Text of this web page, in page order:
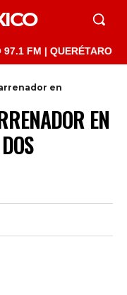
| QUERÉTARO
en
EN